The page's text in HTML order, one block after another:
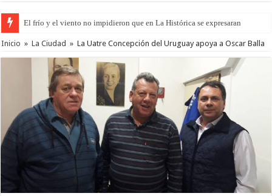
El frío y el viento no impidieron que en La Histórica se expresaran
Inicio » La Ciudad » La Uatre Concepción del Uruguay apoya a Oscar Balla